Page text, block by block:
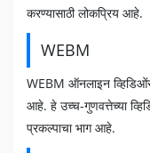
करण्यासाठी लोकप्रिय आहे.
WEBM
WEBM ऑनलाइन
आहे. हे उच्च-गुणवत्तेच्या
प्रकल्पाचा भाग आहे.